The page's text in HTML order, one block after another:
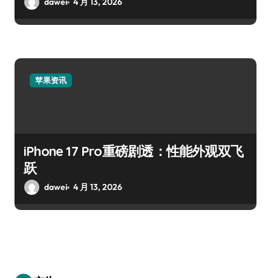
苹果资讯
iPhone 17 Pro重磅剧透：性能外观双飞
跃
dawei 4 月 13, 2026